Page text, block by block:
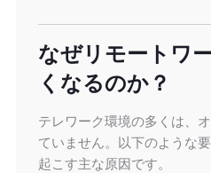
なぜリモートワ
くなるのか？
テレワーク環境の多くは、
ていません。以下のような
起こす主な原因です。